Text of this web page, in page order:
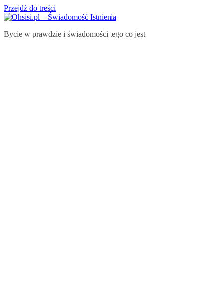
Przejdź do treści
Bycie w prawdzie i świadomości tego co jest